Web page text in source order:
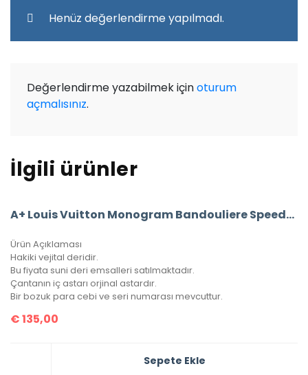
Henüz değerlendirme yapılmadı.
Değerlendirme yazabilmek içinoturum
açmalısınız.
İlgili ürünler
A+ Louis Vuitton Monogram Bandouliere Speedy 30’Luk Vejital Deri (LV33)
Ürün Açıklaması
Hakiki vejital deridir.
Bu fiyata suni deri emsalleri satılmaktadır.
Çantanın iç astarı orjinal astardır.
Bir bozuk para cebi ve seri numarası mevcuttur.
€135,00
Sepete Ekle